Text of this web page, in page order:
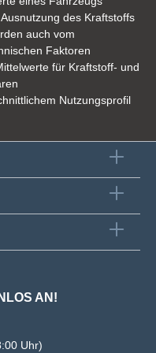
des Kraftstoffs
auch vom
Faktoren
für Kraftstoff- und
Nutzungsprofil
AN!
Uhr)